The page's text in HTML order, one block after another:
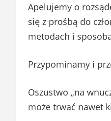
Apelujemy o
się z prośbą do
metodach i
Przypominamy i
Oszustwo „na
może trwać nawet